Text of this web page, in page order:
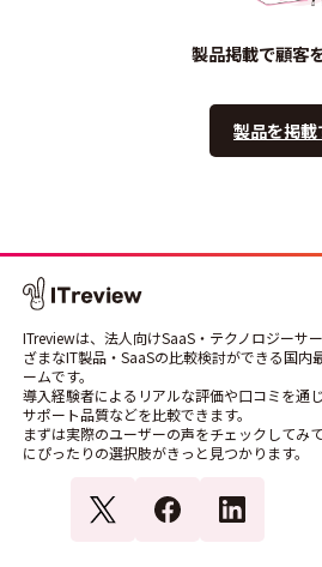
製品掲載で顧客
製品を掲載
ITreviewは、法人向けSaaS・テクノロジーサ
ざまなIT製品・SaaSの比較検討ができる国内
ームです。
導入経験者によるリアルな評価や口コミを通
サポート品質などを比較できます。
まずは実際のユーザーの声をチェックしてみ
にぴったりの選択肢がきっと見つかります。